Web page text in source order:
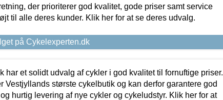
der prioriterer god kvalitet, gode priser samt service
til alle deres kunder. Klik her for at se deres udvalg.
på Cykelexperten.dk
har et solidt udvalg af cykler i god kvalitet til fornuftige priser.
Vestjyllands største cykelbutik og kan derfor garantere god
hurtig levering af nye cykler og cykeludstyr. Klik her for at